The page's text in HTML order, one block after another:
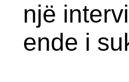
një
ende i